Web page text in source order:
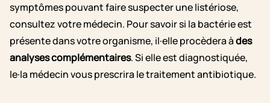
symptômes pouvant faire suspecter une listériose,
consultez votre médecin. Pour savoir si la bactérie est
présente dans votre organisme, il·elle procèdera àdes
analyses complémentaires. Si elle est diagnostiquée,
le·la médecin vous prescrira le traitement antibiotique.